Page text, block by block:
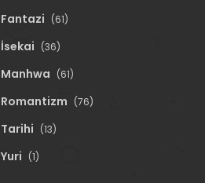
Fantazi (61)
İsekai (36)
Manhwa (61)
Romantizm (76)
Tarihi (13)
Yuri (1)